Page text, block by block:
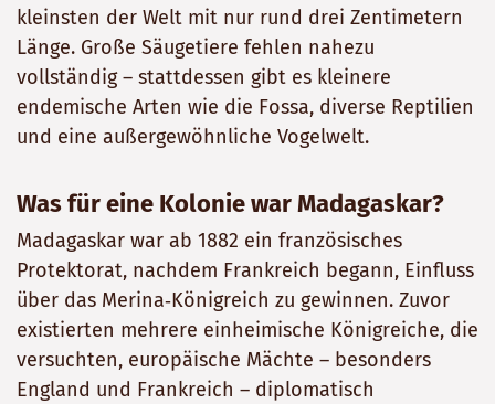
kleinsten der Welt mit nur rund drei Zentimetern
Länge. Große Säugetiere fehlen nahezu
vollständig – stattdessen gibt es kleinere
endemische Arten wie die Fossa, diverse Reptilien
und eine außergewöhnliche Vogelwelt.
Was für eine Kolonie war Madagaskar?
Madagaskar war ab 1882 ein französisches
Protektorat, nachdem Frankreich begann, Einfluss
über das Merina‑Königreich zu gewinnen. Zuvor
existierten mehrere einheimische Königreiche, die
versuchten, europäische Mächte – besonders
England und Frankreich – diplomatisch